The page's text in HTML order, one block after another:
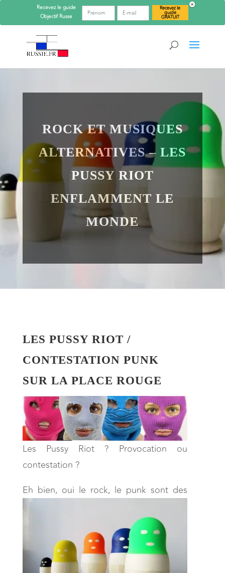
ROCK ET MUSIQUES
ALTERNATIVES – LES
PUSSY RIOT
ENFLAMMENT LE
MONDE
LES PUSSY RIOT /
CONTESTATION PUNK
SUR LA PLACE ROUGE
Les Pussy Riot ? Provocation ou
contestation ?
Eh bien, oui le rock, le punk sont des
Recevez le guide
ObjectifRusse
Recevez le
guide
GRATUIT